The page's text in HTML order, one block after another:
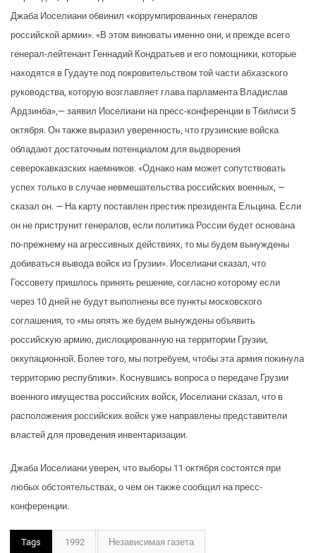
Джаба Иоселиани обвинил «коррумпированных генералов
российской армии». «В этом виноваты именно они, и прежде всего
генерал-лейтенант Геннадий Кондратьев и его помощники, которые
находятся в Гудауте под покровительством той части абхазского
руководства, которую возглавляет глава парламента Владислав
Ардзинба»,— заявил Иоселиани на пресс-конференции в Тбилиси 5
октября. Он также выразил уверенность, что грузинские войска
обладают достаточным потенциалом для выдворения
северокавказских наемников. «Однако нам может сопутствовать
успех только в случае невмешательства российских военных, —
сказал он. — На карту поставлен престиж президента Ельцина. Если
он не приструнит генералов, если политика России будет основана
по-прежнему на агрессивных действиях, то мы будем вынуждены
добиваться вывода войск из Грузии». Иоселиани сказал, что
Госсовету пришлось принять решение, согласно которому если
через 10 дней не будут выполнены все пункты московского
соглашения, то «мы опять же будем вынуждены объявить
российскую армию, дислоцированную на территории Грузии,
оккупационной. Более того, мы потребуем, чтобы эта армия покинула
территорию республики». Коснувшись вопроса о передаче Грузии
военного имущества российских войск, Иоселиани сказал, что в
расположения российских войск уже направлены представители
властей для проведения инвентаризации.
Джаба Иоселиани уверен, что выборы 11 октября состоятся при
любых обстоятельствах, о чем он также сообщил на пресс-
конференции.
Tags 1992 Независимая газета